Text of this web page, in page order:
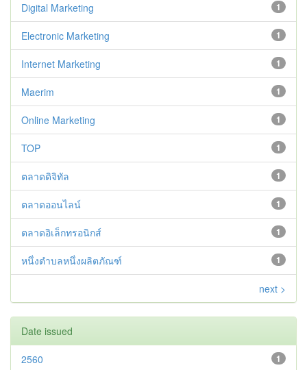
1
Digital Marketing
1
Electronic Marketing
1
Internet Marketing
1
Maerim
1
Online Marketing
1
TOP
1
ตลาดดิจิทัล
1
ตลาดออนไลน์
1
ตลาดอิเล็กทรอนิกส์
1
หนึ่งตำบลหนึ่งผลิตภัณฑ์
next >
Date issued
1
2560